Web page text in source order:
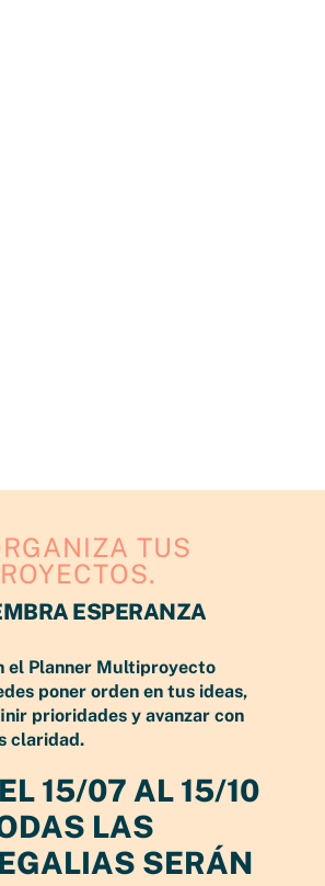
de las aplicaciones. Hoy,
y
de
y consumimos
¿Y cómo lo están
con Pinterest y TikTok,
inmersivas.
y de repente te
y estás decidida a
sin necesidad de salir de
TUS
ESPERANZA
el Planner Multiproyecto
poner orden en tus ideas,
prioridades y avanzar con
claridad.
15/07 AL 15/10
LAS
SERÁN